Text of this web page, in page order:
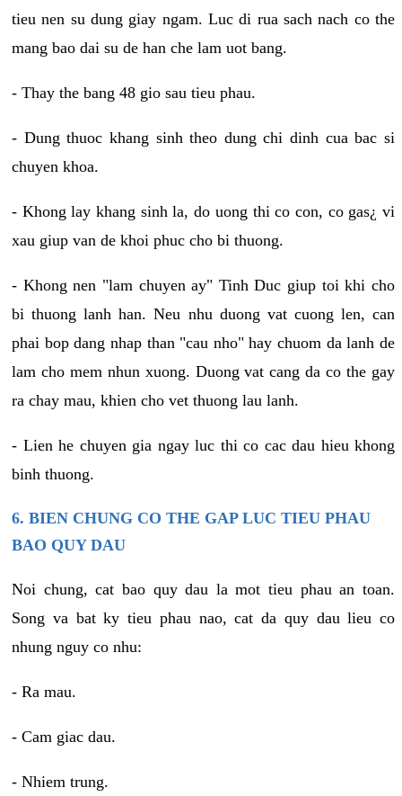
tieu nen su dung giay ngam. Luc di rua sach nach co the
mang bao dai su de han che lam uot bang.
- Thay the bang 48 gio sau tieu phau.
- Dung thuoc khang sinh theo dung chi dinh cua bac si
chuyen khoa.
- Khong lay khang sinh la, do uong thi co con, co gas¿ vi
xau giup van de khoi phuc cho bi thuong.
- Khong nen "lam chuyen ay" Tinh Duc giup toi khi cho
bi thuong lanh han. Neu nhu duong vat cuong len, can
phai bop dang nhap than "cau nho" hay chuom da lanh de
lam cho mem nhun xuong. Duong vat cang da co the gay
ra chay mau, khien cho vet thuong lau lanh.
- Lien he chuyen gia ngay luc thi co cac dau hieu khong
binh thuong.
6. BIEN CHUNG CO THE GAP LUC TIEU PHAU
BAO QUY DAU
Noi chung, cat bao quy dau la mot tieu phau an toan.
Song va bat ky tieu phau nao, cat da quy dau lieu co
nhung nguy co nhu:
- Ra mau.
- Cam giac dau.
- Nhiem trung.